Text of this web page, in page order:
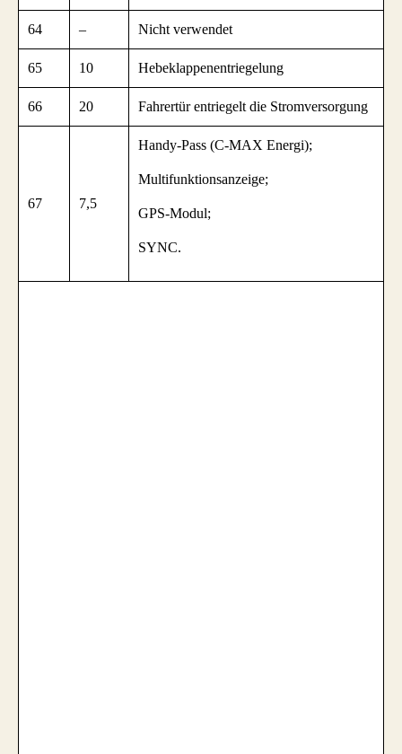
64 – Nicht verwendet
65 10 Hebeklappenentriegelung
66 20 Fahrertür entriegelt die Stromversorgung
67 7,5
Handy-Pass (C-MAX Energi);
Multifunktionsanzeige;
GPS-Modul;
SYNC.